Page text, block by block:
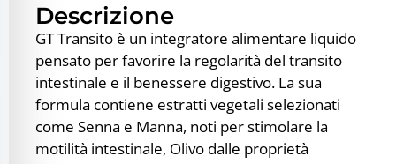
Descrizione
GT Transito è un integratore alimentare liquido
pensato per favorire la regolarità del transito
intestinale e il benessere digestivo. La sua
formula contiene estratti vegetali selezionati
come Senna e Manna, noti per stimolare la
motilità intestinale, Olivo dalle proprietà